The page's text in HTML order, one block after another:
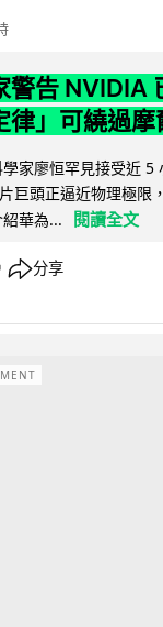
警告 NVIDIA
律」可繞過
家廖恒罕見接受近 5
巨頭正逼近物理極限
華為...
閱讀全文
分享